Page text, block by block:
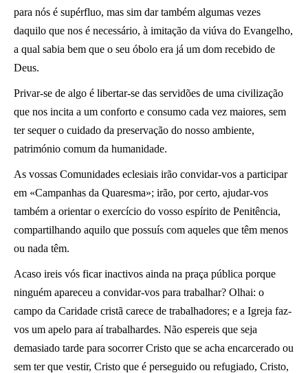
para nós é supérfluo, mas sim dar também algumas vezes
daquilo que nos é necessário, à imitação da viúva do Evangelho,
a qual sabia bem que o seu óbolo era já um dom recebido de
Deus.
Privar-se de algo é libertar-se das servidões de uma civilização
que nos incita a um conforto e consumo cada vez maiores, sem
ter sequer o cuidado da preservação do nosso ambiente,
património comum da humanidade.
As vossas Comunidades eclesiais irão convidar-vos a participar
em «Campanhas da Quaresma»; irão, por certo, ajudar-vos
também a orientar o exercício do vosso espírito de Penitência,
compartilhando aquilo que possuís com aqueles que têm menos
ou nada têm.
Acaso ireis vós ficar inactivos ainda na praça pública porque
ninguém apareceu a convidar-vos para trabalhar? Olhai: o
campo da Caridade cristã carece de trabalhadores; e a Igreja faz-
vos um apelo para aí trabalhardes. Não espereis que seja
demasiado tarde para socorrer Cristo que se acha encarcerado ou
sem ter que vestir, Cristo que é perseguido ou refugiado, Cristo,